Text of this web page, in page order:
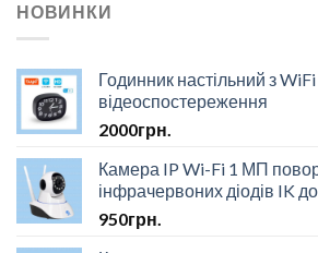
НОВИНКИ
Годинник настільний з
відеоспостереження
2000грн.
Камера IP Wi-Fi 1 МП
інфрачервоних діодів IK
950грн.